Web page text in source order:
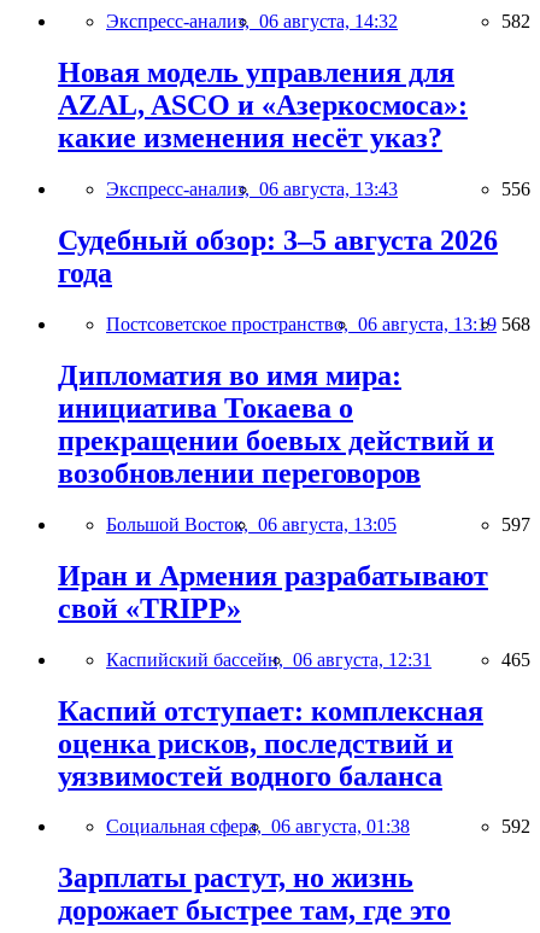
Экспресс-анализ, 06 августа, 14:32 582
Новая модель управления для
AZAL, ASCO и «Азеркосмоса»:
какие изменения несёт указ?
Экспресс-анализ, 06 августа, 13:43 556
Судебный обзор: 3–5 августа 2026
года
Постсоветское пространство, 06 августа, 13:19 568
Дипломатия во имя мира:
инициатива Токаева о
прекращении боевых действий и
возобновлении переговоров
Большой Восток, 06 августа, 13:05 597
Иран и Армения разрабатывают
свой «TRIPP»
Каспийский бассейн, 06 августа, 12:31 465
Каспий отступает: комплексная
оценка рисков, последствий и
уязвимостей водного баланса
Социальная сфера, 06 августа, 01:38 592
Зарплаты растут, но жизнь
дорожает быстрее там, где это